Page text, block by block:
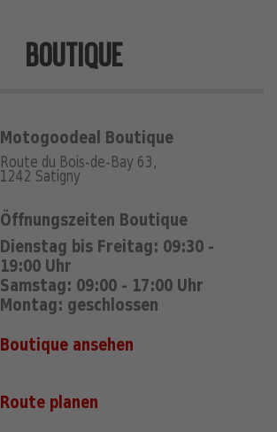
BOUTIQUE
Motogoodeal Boutique
Route du Bois-de-Bay 63,
1242 Satigny
Öffnungszeiten Boutique
Dienstag bis Freitag: 09:30 -
19:00 Uhr
Samstag: 09:00 - 17:00 Uhr
Montag: geschlossen
Boutique ansehen
Route planen